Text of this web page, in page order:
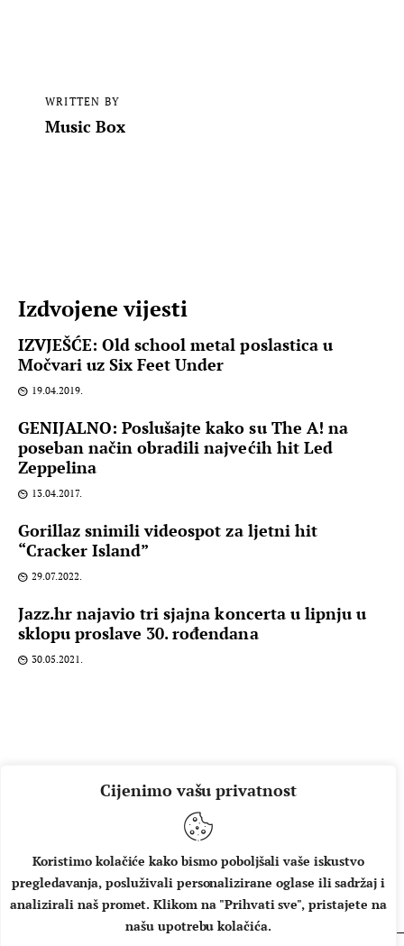
Cijenimo vašu privatnost
Koristimo kolačiće kako bismo poboljšali vaše iskustvo
pregledavanja, posluživali personalizirane oglase ili sadržaj i
analizirali naš promet. Klikom na "Prihvati sve", pristajete na
našu upotrebu kolačića.
WRITTEN BY
Music Box
Izdvojene vijesti
IZVJEŠĆE: Old school metal poslastica u
Močvari uz Six Feet Under
19.04.2019.
GENIJALNO: Poslušajte kako su The A! na
poseban način obradili najvećih hit Led
Zeppelina
13.04.2017.
Gorillaz snimili videospot za ljetni hit
“Cracker Island”
29.07.2022.
Jazz.hr najavio tri sjajna koncerta u lipnju u
sklopu proslave 30. rođendana
30.05.2021.
O NAMA IMPRESSUM UVJETI KORIŠTENJA